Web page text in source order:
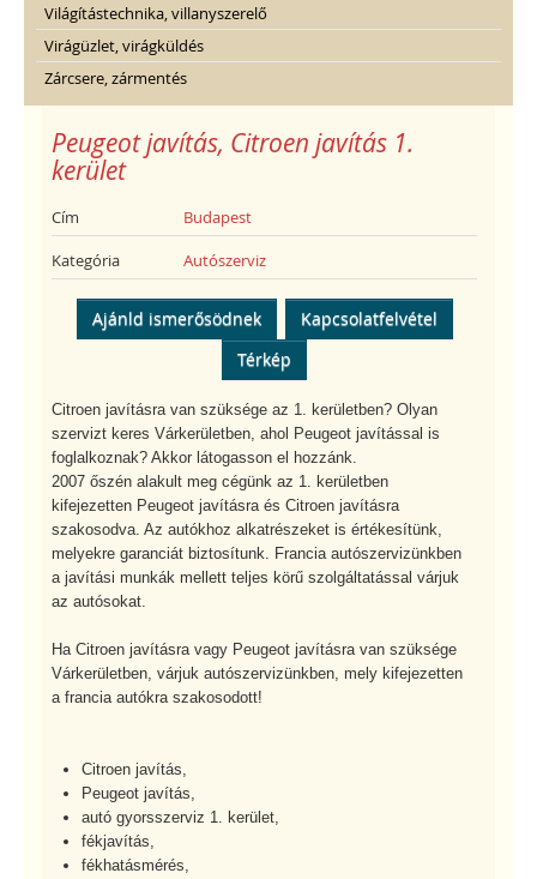
Világítástechnika, villanyszerelő
Virágüzlet, virágküldés
Zárcsere, zármentés
Peugeot javítás, Citroen javítás 1.
kerület
Cím Budapest
Kategória Autószerviz
Ajánld ismerősödnek
Kapcsolatfelvétel
Térkép
Citroen javításra van szüksége az 1. kerületben? Olyan
szervizt keres Várkerületben, ahol Peugeot javítással is
foglalkoznak? Akkor látogasson el hozzánk.
2007 őszén alakult meg cégünk az 1. kerületben
kifejezetten Peugeot javításra és Citroen javításra
szakosodva. Az autókhoz alkatrészeket is értékesítünk,
melyekre garanciát biztosítunk. Francia autószervizünkben
a javítási munkák mellett teljes körű szolgáltatással várjuk
az autósokat.
Ha Citroen javításra vagy Peugeot javításra van szüksége
Várkerületben, várjuk autószervizünkben, mely kifejezetten
a francia autókra szakosodott!
Citroen javítás,
Peugeot javítás,
autó gyorsszerviz 1. kerület,
fékjavítás,
fékhatásmérés,